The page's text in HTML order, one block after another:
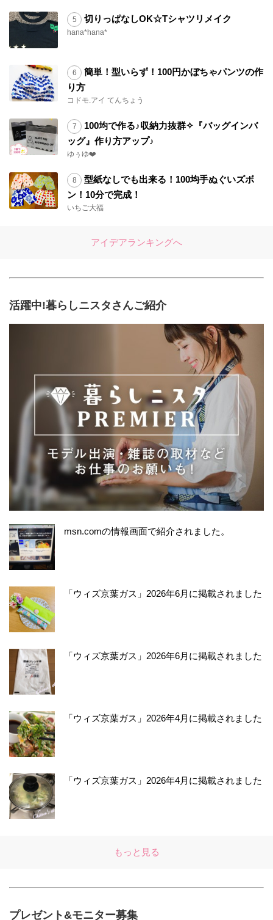
切りっぱなしOK☆Tシャツリメイク
hana*hana*
簡単！型いらず！100円かぼちゃパンツの作
り方
コドモ.アイ てんちょう
100均で作る♪収納力抜群✧『バッグインバ
ッグ』作り方アップ♪
ゆぅゆ❤️
型紙なしでも出来る！100均手ぬぐいズボ
ン！10分で完成！
いちご大福
アイデアランキングへ
活躍中!暮らしニスタさんご紹介
msn.comの情報画面で紹介されました。
「ウィズ京葉ガス」2026年6月に掲載されました
「ウィズ京葉ガス」2026年6月に掲載されました
「ウィズ京葉ガス」2026年4月に掲載されました
「ウィズ京葉ガス」2026年4月に掲載されました
もっと見る
プレゼント&モニター募集